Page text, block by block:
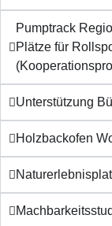
Pumptrack
Plätze für
Unterstützung
Holzbackofen